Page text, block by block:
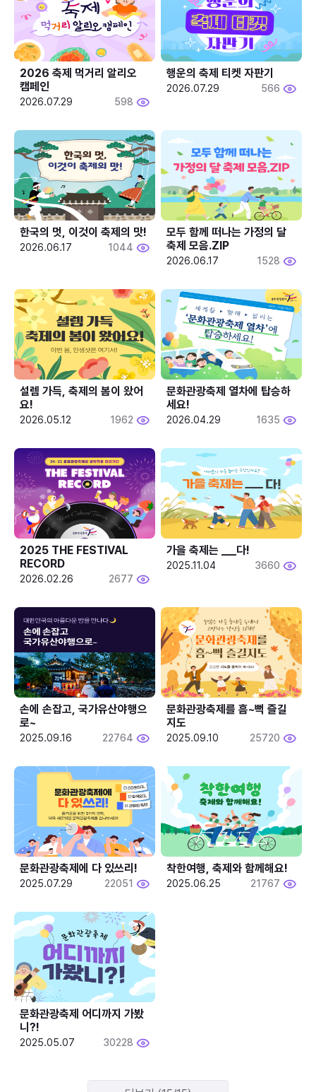
2026 축제 먹거리 알리오
캠페인
2026.07.29 598
행운의 축제 티켓 자판기
2026.07.29 566
한국의 멋, 이것이 축제의 맛!
2026.06.17 1044
모두 함께 떠나는 가정의 달
축제 모음.ZIP
2026.06.17 1528
설렘 가득, 축제의 봄이 왔어
요!
2026.05.12 1962
문화관광축제 열차에 탑승하
세요!
2026.04.29 1635
2025 THE FESTIVAL
RECORD
2026.02.26 2677
2025.11.04 3660
손에 손잡고, 국가유산야행으
로~
2025.09.16 22764
문화관광축제를 흠~뻑 즐길
지도
2025.09.10 25720
문화관광축제에 다 있쓰리!
2025.07.29 22051
착한여행, 축제와 함께해요!
2025.06.25 21767
문화관광축제 어디까지 가봤
니?!
2025.05.07 30228